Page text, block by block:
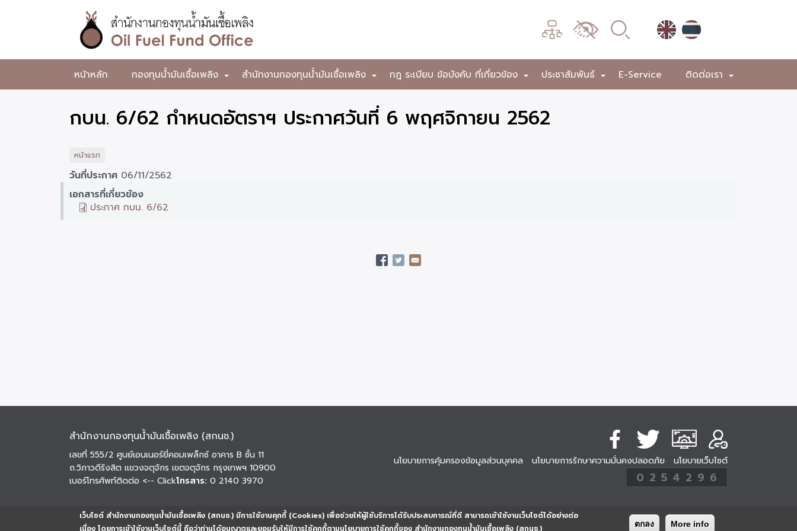
เว็บไซต์ สำนักงานกองทุนน้ำมันเชื้อเพลิง (สกนช.) มีการใช้งานคุกกี้ (Cookies) เพื่อช่วยให้ผู้ใช้บริการได้รับประสบการณ์ที่ดี สามารถเข้าใช้งานเว็บไซต์ได้อย่างต่อ
เนื่อง โดยการเข้าใช้งานเว็บไซต์นี้ ถือว่าท่านได้อนุญาตและยอมรับให้มีการใช้คุกกี้ตามนโยบายการใช้คุกกี้ของ สำนักงานกองทุนน้ำมันเชื้อเพลิง (สกนช.)
ตกลง More info
หลัก
สำนักงาน
กองทุน
น้ำมัน
เพลิง
เมนู
เปลี่ยน
ผล
หน้าหลัก +
กองทุนน้ำมันเชื้อเพลิง +
สำนักงานกองทุนน้ำมันเชื้อเพลิง +
กฎ ระเบียบ ข้อบังคับ ที่เกี่ยวข้อง +
ประชาสัมพันธ์ E-Service +
ติดต่อเรา
กบน. 6/62 กำหนดอัตราฯ ประกาศวันที่ 6 พฤศจิกายน 2562
หน้าแรก
วันที่ประกาศ 06/11/2562
เอกสารที่เกี่ยวข้อง
ประกาศ กบน. 6/62
สำนักงานกองทุนน้ำมันเชื้อเพลิง (สกนช.)
เลขที่ 555/2 ศูนย์เอนเนอร์ยี่คอมเพล็กซ์ อาคาร B ชั้น 11
ถ.วิภาวดีรังสิต แขวงจตุจักร เขตจตุจักร กรุงเทพฯ 10900
เบอร์โทรศัพท์ติดต่อ <-- Clickโทรสาร: 0 2140 3970
นโยบายการคุ้มครองข้อมูลส่วนบุคคล นโยบายการรักษาความมั่นคงปลอดภัย นโยบายเว็บไซต์
254296
ครั้ง
0 2 5 4 2 9 6